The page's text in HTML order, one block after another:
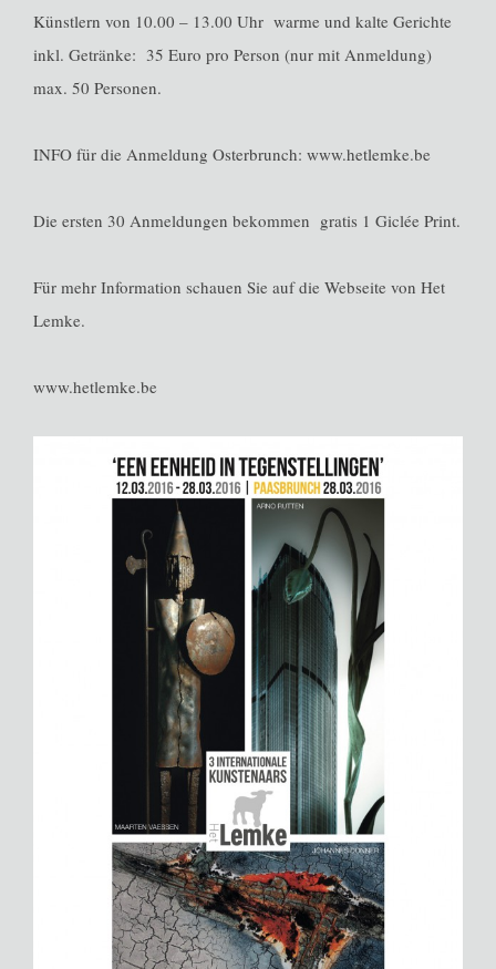
Künstlern von 10.00 – 13.00 Uhr warme und kalte Gerichte
inkl. Getränke: 35 Euro pro Person (nur mit Anmeldung)
max. 50 Personen.
INFO für die Anmeldung Osterbrunch: www.hetlemke.be
Die ersten 30 Anmeldungen bekommen gratis 1 Giclée Print.
Für mehr Information schauen Sie auf die Webseite von Het
Lemke.
www.hetlemke.be